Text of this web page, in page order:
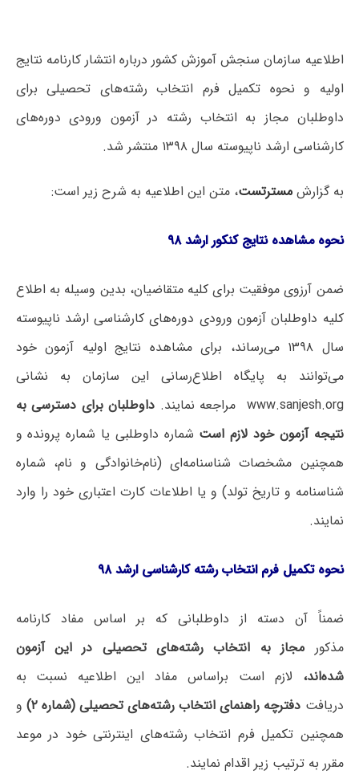
اطلاعیه سازمان سنجش آموزش کشور درباره انتشار کارنامه نتایج
اولیه و نحوه تکمیل فرم انتخاب رشته‌های تحصیلی برای
داوطلبان مجاز به انتخاب رشته‌ در آزمون ورودی دوره‌های
کارشناسی ارشد ناپیوسته سال ۱۳۹۸ منتشر شد.
به گزارشمسترتست، متن این اطلاعیه به شرح زیر است:
نحوه مشاهده نتایج کنکور ارشد ۹۸
ضمن آرزوی موفقیت برای کلیه متقاضیان، بدین وسیله به اطلاع
کلیه داوطلبان آزمون ورودی دوره‌های کارشناسی ارشد ناپیوسته
سال ۱۳۹۸ می‌رساند، برای مشاهده نتایج اولیه آزمون خود
می‌توانند به پایگاه اطلاع‌رسانی این سازمان به نشانی
www.sanjesh.org مراجعه نمایند.
داوطلبان برای دسترسی به
نتیجه آزمون خود لازم است شماره داوطلبی یا شماره پرونده و
همچنین مشخصات شناسنامه‌ای (نام‌خانوادگی و نام، شماره
شناسنامه و تاریخ تولد) و یا اطلاعات کارت اعتباری خود را وارد
نمایند.
نحوه تکمیل فرم انتخاب رشته کارشناسی ارشد ۹۸
ضمناً آن دسته از داوطلبانی که بر اساس مفاد کارنامه
مذکور مجاز به انتخاب رشته‌های تحصیلی در این آزمون
شده‌اند، لازم است براساس مفاد این اطلاعیه نسبت به
دریافت دفترچه راهنمای انتخاب رشته‌های تحصیلی (شماره ۲ ) و
همچنین تکمیل فرم انتخاب رشته‌های اینترنتی خود در موعد
مقرر به ترتیب زیر اقدام نمایند.